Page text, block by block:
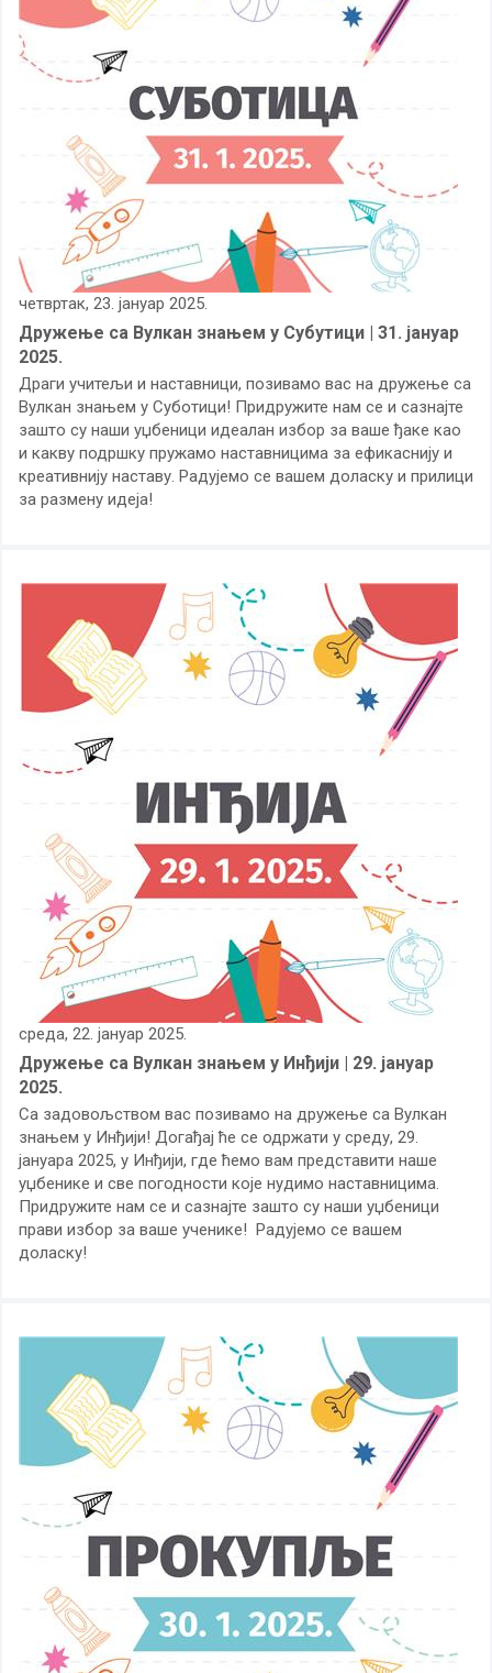
четвртак, 23. јануар 2025.
Дружење са Вулкан знањем у Субутици | 31. јануар
2025.
Драги учитељи и наставници, позивамо вас на дружење са
Вулкан знањем у Суботици! Придружите нам се и сазнајте
зашто су наши уџбеници идеалан избор за ваше ђаке као
и какву подршку пружамо наставницима за ефикаснију и
креативнију наставу. Радујемо се вашем доласку и прилици
за размену идеја!
среда, 22. јануар 2025.
Дружење са Вулкан знањем у Инђији | 29. јануар
2025.
Са задовољством вас позивамо на дружење са Вулкан
знањем у Инђији! Догађај ће се одржати у среду, 29.
јануара 2025, у Инђији, где ћемо вам представити наше
уџбенике и све погодности које нудимо наставницима.
Придружите нам се и сазнајте зашто су наши уџбеници
прави избор за ваше ученике! Радујемо се вашем
доласку!